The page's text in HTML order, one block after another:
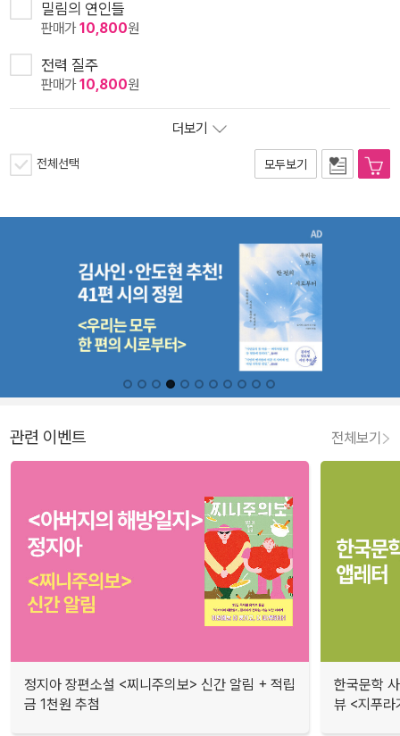
밀림의 연인들
판매가10,800원
전력 질주
판매가10,800원
더보기
전체선택 모두보기
관련 이벤트 전체보기
정지아 장편소설 <찌니주의보> 신간 알림 + 적립
금 1천원 추첨
한국문학
뷰 <지푸라